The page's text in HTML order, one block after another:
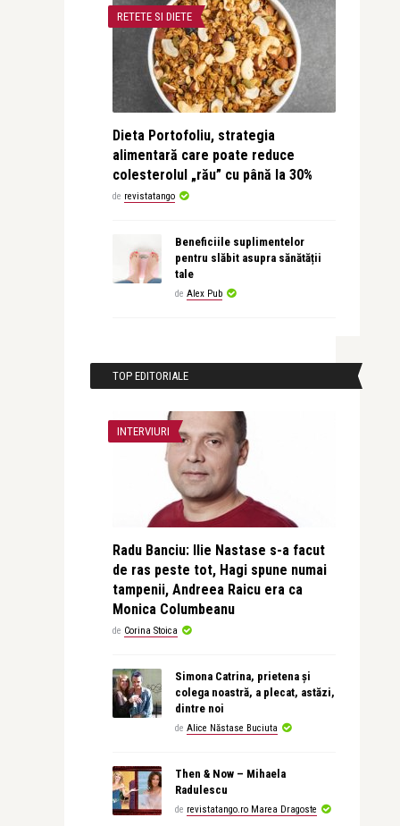
RETETE SI DIETE
Dieta Portofoliu, strategia
alimentară care poate reduce
colesterolul „rău” cu până la 30%
de revistatango
Beneficiile suplimentelor
pentru slăbit asupra sănătății
tale
de Alex Pub
TOP EDITORIALE
INTERVIURI
Radu Banciu: Ilie Nastase s-a facut
de ras peste tot, Hagi spune numai
tampenii, Andreea Raicu era ca
Monica Columbeanu
de Corina Stoica
Simona Catrina, prietena și
colega noastră, a plecat, astăzi,
dintre noi
de Alice Năstase Buciuta
Then & Now – Mihaela
Radulescu
de revistatango.ro Marea Dragoste